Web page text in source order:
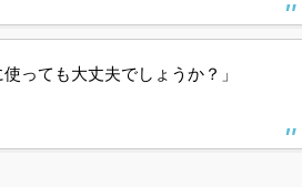
っても大丈夫でしょうか？」